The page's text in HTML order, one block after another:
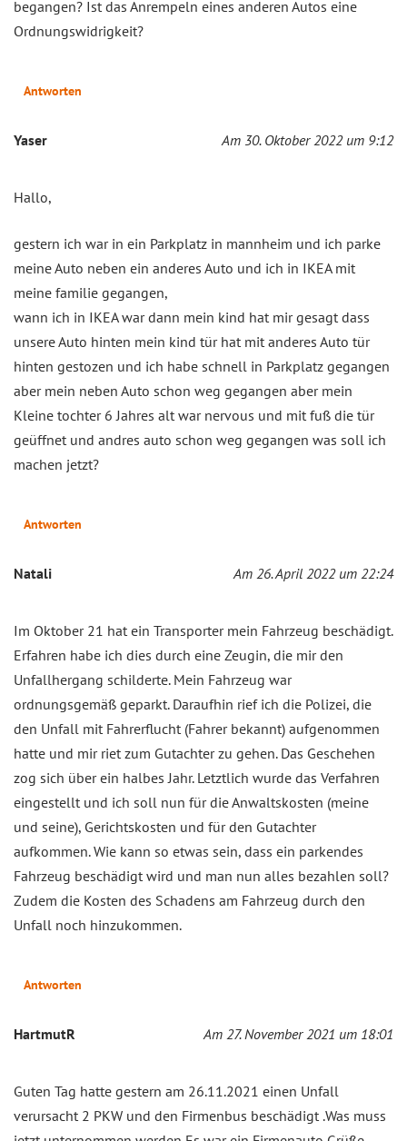
begangen? Ist das Anrempeln eines anderen Autos eine
Ordnungswidrigkeit?
Antworten
Yaser Am 30. Oktober 2022 um 9:12
Hallo,
gestern ich war in ein Parkplatz in mannheim und ich parke
meine Auto neben ein anderes Auto und ich in IKEA mit
meine familie gegangen,
wann ich in IKEA war dann mein kind hat mir gesagt dass
unsere Auto hinten mein kind tür hat mit anderes Auto tür
hinten gestozen und ich habe schnell in Parkplatz gegangen
aber mein neben Auto schon weg gegangen aber mein
Kleine tochter 6 Jahres alt war nervous und mit fuß die tür
geüffnet und andres auto schon weg gegangen was soll ich
machen jetzt?
Antworten
Natali Am 26. April 2022 um 22:24
Im Oktober 21 hat ein Transporter mein Fahrzeug beschädigt.
Erfahren habe ich dies durch eine Zeugin, die mir den
Unfallhergang schilderte. Mein Fahrzeug war
ordnungsgemäß geparkt. Daraufhin rief ich die Polizei, die
den Unfall mit Fahrerflucht (Fahrer bekannt) aufgenommen
hatte und mir riet zum Gutachter zu gehen. Das Geschehen
zog sich über ein halbes Jahr. Letztlich wurde das Verfahren
eingestellt und ich soll nun für die Anwaltskosten (meine
und seine), Gerichtskosten und für den Gutachter
aufkommen. Wie kann so etwas sein, dass ein parkendes
Fahrzeug beschädigt wird und man nun alles bezahlen soll?
Zudem die Kosten des Schadens am Fahrzeug durch den
Unfall noch hinzukommen.
Antworten
HartmutR Am 27. November 2021 um 18:01
Guten Tag hatte gestern am 26.11.2021 einen Unfall
verursacht 2 PKW und den Firmenbus beschädigt .Was muss